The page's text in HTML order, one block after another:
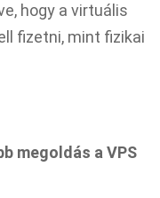
hogy a virtuális
fizetni, mint fizikai
megoldás a VPS